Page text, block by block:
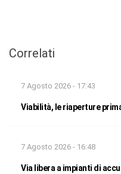
Correlati
7 Agosto 2026 - 17:43
Viabilità, le riaperture
7 Agosto 2026 - 16:48
Via libera a impianti di